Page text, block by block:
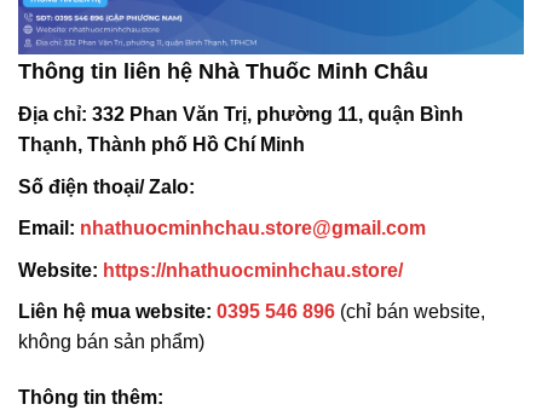
Thông tin liên hệ Nhà Thuốc Minh Châu
Địa chỉ: 332 Phan Văn Trị, phường 11, quận Bình
Thạnh, Thành phố Hồ Chí Minh
Số điện thoại/ Zalo:
Email: nhathuocminhchau.store@gmail.com
Website: https://nhathuocminhchau.store/
Liên hệ mua website: 0395 546 896 (chỉ bán website,
không bán sản phẩm)
Thông tin thêm: